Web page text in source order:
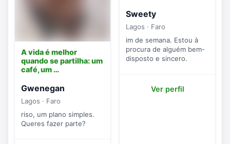
A vida é melhor
quando se partilha: um
café, um …
Gwenegan
Lagos · Faro
riso, um plano simples.
Queres fazer parte?
Sweety
Lagos · Faro
im de semana. Estou à
procura de alguém bem-
disposto e sincero.
Ver perfil